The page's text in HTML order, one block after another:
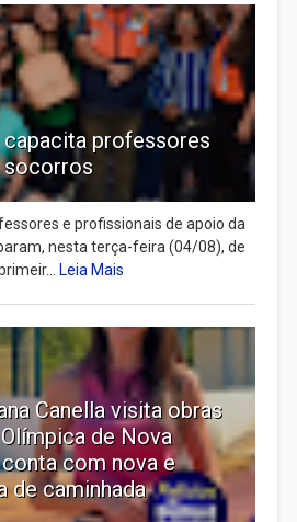
professores
socorros
e profissionais de apoio da
nesta terça-feira (04/08), de
Leia Mais
Canella visita obras
de Nova
com nova e
de caminhada